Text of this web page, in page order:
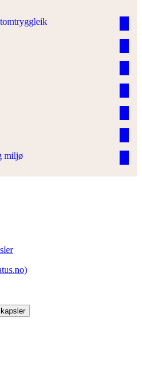
miljø